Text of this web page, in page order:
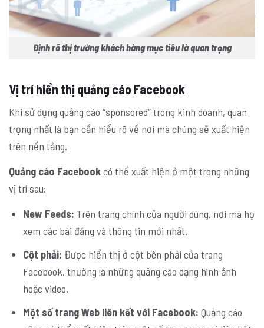
Định rõ thị trường khách hàng mục tiêu là quan trọng
Vị trí hiển thị quảng cáo Facebook
Khi sử dụng quảng cáo “sponsored” trong kinh doanh, quan
trọng nhất là bạn cần hiểu rõ về nơi mà chúng sẽ xuất hiện
trên nền tảng.
Quảng cáo Facebookcó thể xuất hiện ở một trong những
vị trí sau:
New Feeds: Trên trang chính của người dùng, nơi mà họ
xem các bài đăng và thông tin mới nhất.
Cột phải: Được hiển thị ở cột bên phải của trang
Facebook, thường là những quảng cáo dạng hình ảnh
hoặc video.
Một số trang Web liên kết với Facebook: Quảng cáo